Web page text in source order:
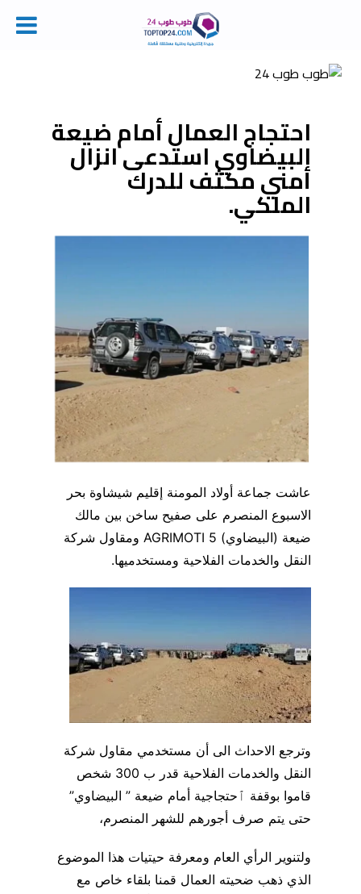
احتجاج العمال أمام ضيعة
البيضاوي استدعى انزال
أمني مكثف للدرك
الملكي.
عاشت جماعة أولاد المومنة إقليم شيشاوة بحر
الاسبوع المنصرم على صفيح ساخن بين مالك
ضيعة (البيضاوي) AGRIMOTI 5 ومقاول شركة
النقل والخدمات الفلاحية ومستخدميها.
وترجع الاحداث الى أن مستخدمي مقاول شركة
النقل والخدمات الفلاحية قدر ب 300 شخص
قاموا بوقفة ٱحتجاجية أمام ضيعة ” البيضاوي”
حتى يتم صرف أجورهم للشهر المنصرم،
ولتنوير الرأي العام ومعرفة حيتيات هذا الموضوع
الذي ذهب ضحيته العمال قمنا بلقاء خاص مع